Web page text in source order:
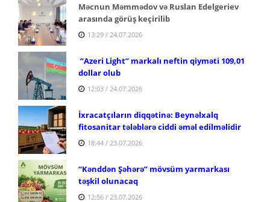
Məcnun Məmmədov və Ruslan Edelgeriev
arasında görüş keçirilib
13:29 / 24.07.2026
“Azeri Light” markalı neftin qiyməti 109,01
dollar olub
12:03 / 24.07.2026
İxracatçıların diqqətinə: Beynəlxalq
fitosanitar tələblərə ciddi əməl edilməlidir
18:44 / 23.07.2026
“Kənddən Şəhərə” mövsüm yarmarkası
təşkil olunacaq
12:56 / 23.07.2026